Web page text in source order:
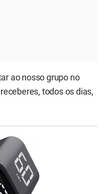
ao nosso grupo no
todos os dias,